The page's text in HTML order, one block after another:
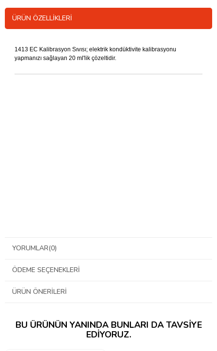
ÜRÜN ÖZELLIKLERI
1413 EC Kalibrasyon Sıvısı; elektrik kondüktivite kalibrasyonu
yapmanızı sağlayan 20 ml'lik çözeltidir.
YORUMLAR(0)
ÖDEME SEÇENEKLERI
ÜRÜN ÖNERILERI
BU ÜRÜNÜN YANINDA BUNLARI DA TAVSIYE
EDIYORUZ.